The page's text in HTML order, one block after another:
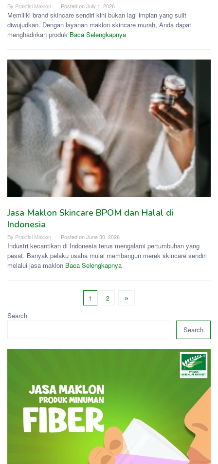
By Praktisi Maklon Posted onJuly 1, 2026
Memiliki brand skincare sendiri kini bukan lagi impian yang sulit
diwujudkan. Dengan layanan maklon skincare murah, Anda dapat
menghadirkan produk Baca Selengkapnya
Jasa Maklon Skincare BPOM dan Halal di
Indonesia
By Praktisi Maklon Posted onJune 30, 2026
Industri kecantikan di Indonesia terus mengalami pertumbuhan yang
pesat. Banyak pelaku usaha mulai membangun merek skincare sendiri
melalui jasa maklon Baca Selengkapnya
1 2
Search
Search